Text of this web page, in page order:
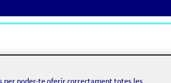
Ajuda